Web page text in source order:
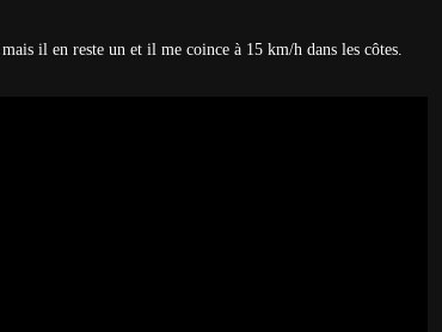
il en reste un et il me coince à 15 km/h dans les côtes.